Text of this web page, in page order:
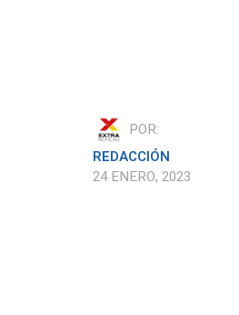
POR:
REDACCIÓN
24 ENERO, 2023